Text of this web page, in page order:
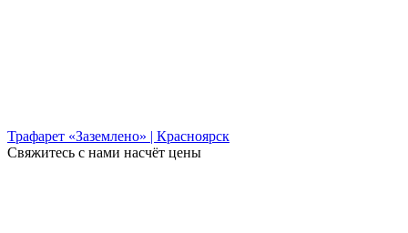
Трафарет «Заземлено» | Красноярск
Свяжитесь с нами насчёт цены